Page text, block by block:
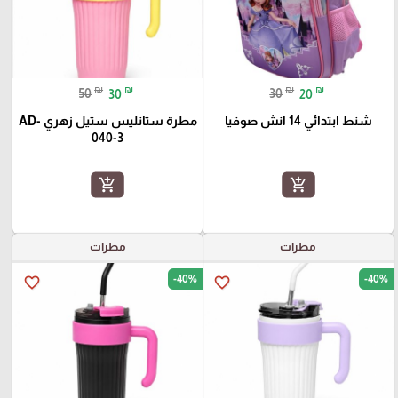
30 ₪ 20 ₪
شنط ابتدائي 14 انش صوفيا
add_shopping_cart
50 ₪ 30 ₪
مطرة ستانليس ستيل زهري AD-
040-3
add_shopping_cart
مطرات
favorite_border -40%
مطرات
favorite_border -40%